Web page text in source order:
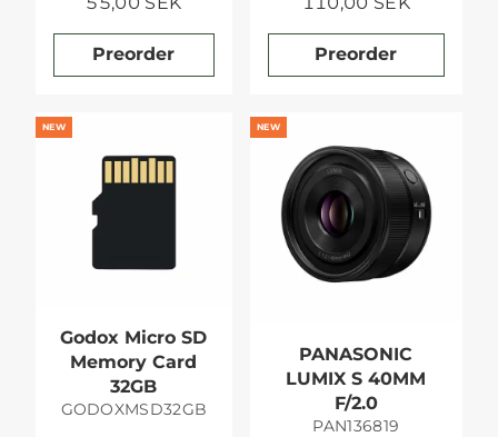
Preorder Preorder
NEW
Godox Micro SD
Memory Card
32GB
GODOXMSD32GB
NEW
PANASONIC
LUMIX S 40MM
F/2.0
PAN136819